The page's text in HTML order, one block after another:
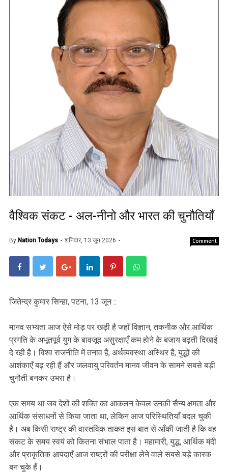
वैश्विक संकट - अल-नीनो और भारत की चुनौतियाँ
By Nation Todays शनिवार, 13 जून 2026 Comment
जितेन्द्र कुमार सिन्हा, पटना, 13 जून ::
मानव सभ्यता आज ऐसे मोड़ पर खड़ी है जहाँ विज्ञान, तकनीक और आर्थिक
प्रगति के अभूतपूर्व युग के बावजूद असुरक्षाएँ कम होने के बजाय बढ़ती दिखाई
दे रही है। विश्व राजनीति में तनाव है, अर्थव्यवस्था अस्थिर है, युद्धों की
आशंकाएँ बढ़ रही हैं और जलवायु परिवर्तन मानव जीवन के सामने सबसे बड़ी
चुनौती बनकर उभरा है।
एक समय था जब देशों की शक्ति का आकलन केवल उनकी सैन्य क्षमता और
आर्थिक संसाधनों से किया जाता था, लेकिन आज परिस्थितियाँ बदल चुकी
है। अब किसी राष्ट्र की वास्तविक ताकत इस बात से आँकी जाती है कि वह
संकट के समय स्वयं को कितना संभाल पाता है। महामारी, युद्ध, आर्थिक मंदी
और प्राकृतिक आपदाएँ आज राष्ट्रों की परीक्षा लेने वाले सबसे बड़े कारक
बन चुके हैं।